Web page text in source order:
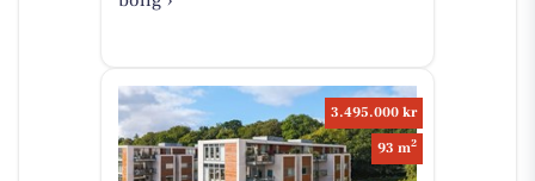
3.495.000 kr
93 m2